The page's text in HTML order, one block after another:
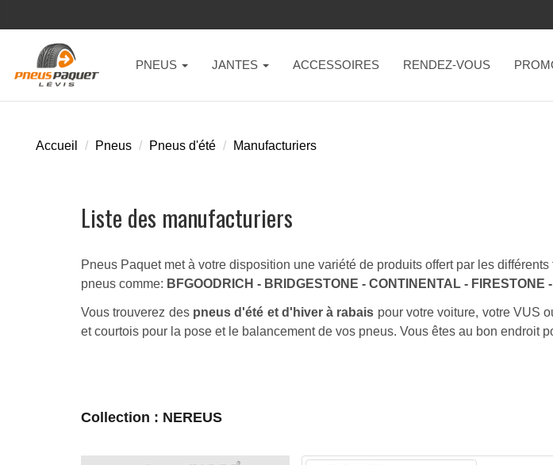
PNEUS JANTES ACCESSOIRES RENDEZ-VOUS
Accueil Pneus Pneus d'été Manufacturiers
Liste des manufacturiers
Pneus Paquet met à votre disposition une variété de produits offert par les
pneus comme: BFGOODRICH - BRIDGESTONE - CONTINENTAL -
Vous trouverez des pneus d'été et d'hiver à rabais pour votre voiture, votre VUS
et courtois pour la pose et le balancement de vos pneus. Vous êtes au bon endroit
Collection : NEREUS